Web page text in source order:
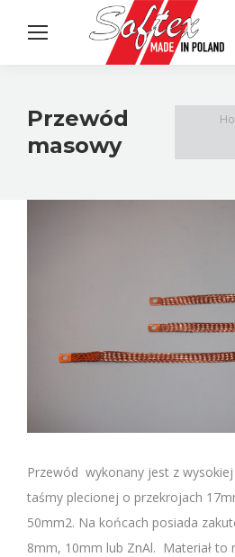
Przewód
masowy
Przewód wykonany jest z
taśmy plecionej o przekrojach
50mm2. Na końcach posiada
8mm, 10mm lub ZnAl. Materiał to